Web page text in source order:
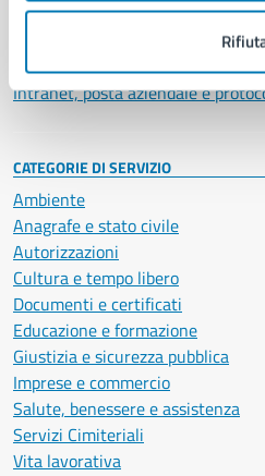
Politici
Documenti e dati
Intranet, posta aziendale e
CATEGORIE DI SERVIZIO
Ambiente
Anagrafe e stato civile
Autorizzazioni
Cultura e tempo libero
Documenti e certificati
Educazione e formazione
Giustizia e sicurezza pubblica
Imprese e commercio
Salute, benessere e assistenza
Servizi Cimiteriali
Vita lavorativa